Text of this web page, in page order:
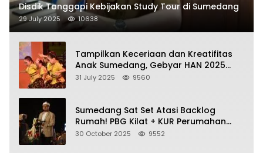
Disdik Tanggapi Kebijakan Study Tour di Sumedang
29 July 2025 10638
Tampilkan Keceriaan dan Kreatifitas
Anak Sumedang, Gebyar HAN 2025
Dihadiri Bupati dan Wabup
31 July 2025 9560
Sumedang Sat Set Atasi Backlog
Rumah! PBG Kilat + KUR Perumahan
Jadi Kunci!
30 October 2025 9552